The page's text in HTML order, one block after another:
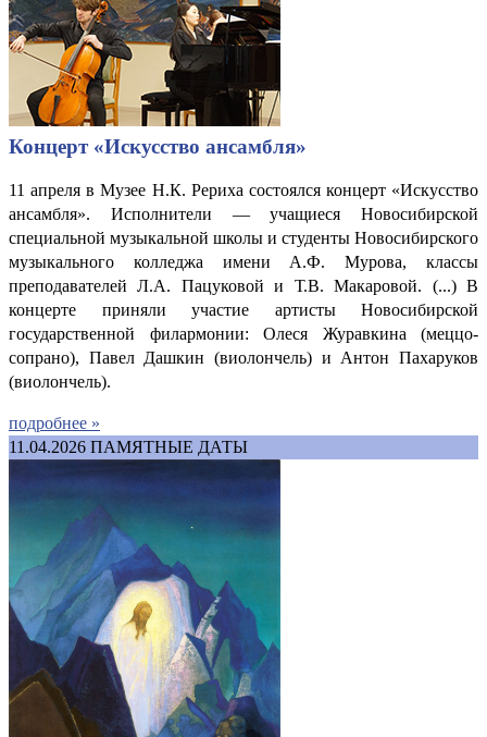
Концерт «Искусство ансамбля»
11 апреля в Музее Н.К. Рериха состоялся концерт «Искусство
ансамбля». Исполнители —учащиеся Новосибирской
специальной музыкальной школы и студенты Новосибирского
музыкального колледжа имени А.Ф. Мурова, классы
преподавателей Л.А. Пацуковой и Т.В. Макаровой. (...) В
концерте приняли участие артисты Новосибирской
государственной филармонии: Олеся Журавкина (меццо-
сопрано), Павел Дашкин (виолончель) и Антон Пахаруков
(виолончель).
подробнее »
11.04.2026 ПАМЯТНЫЕ ДАТЫ